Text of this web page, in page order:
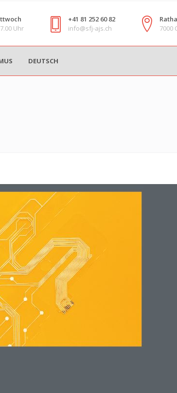
Uhr
+41 81 252 60 82
info@sfj-ajs.ch
7000
DEUTSCH